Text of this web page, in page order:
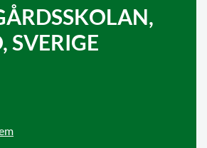
SVERIGE